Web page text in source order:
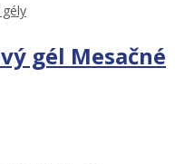
gél Mesačné